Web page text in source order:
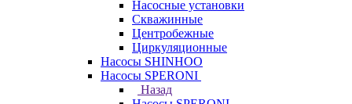
Насосные установки
Скважинные
Центробежные
Циркуляционные
Насосы SHINHOO
Насосы SPERONI
Назад